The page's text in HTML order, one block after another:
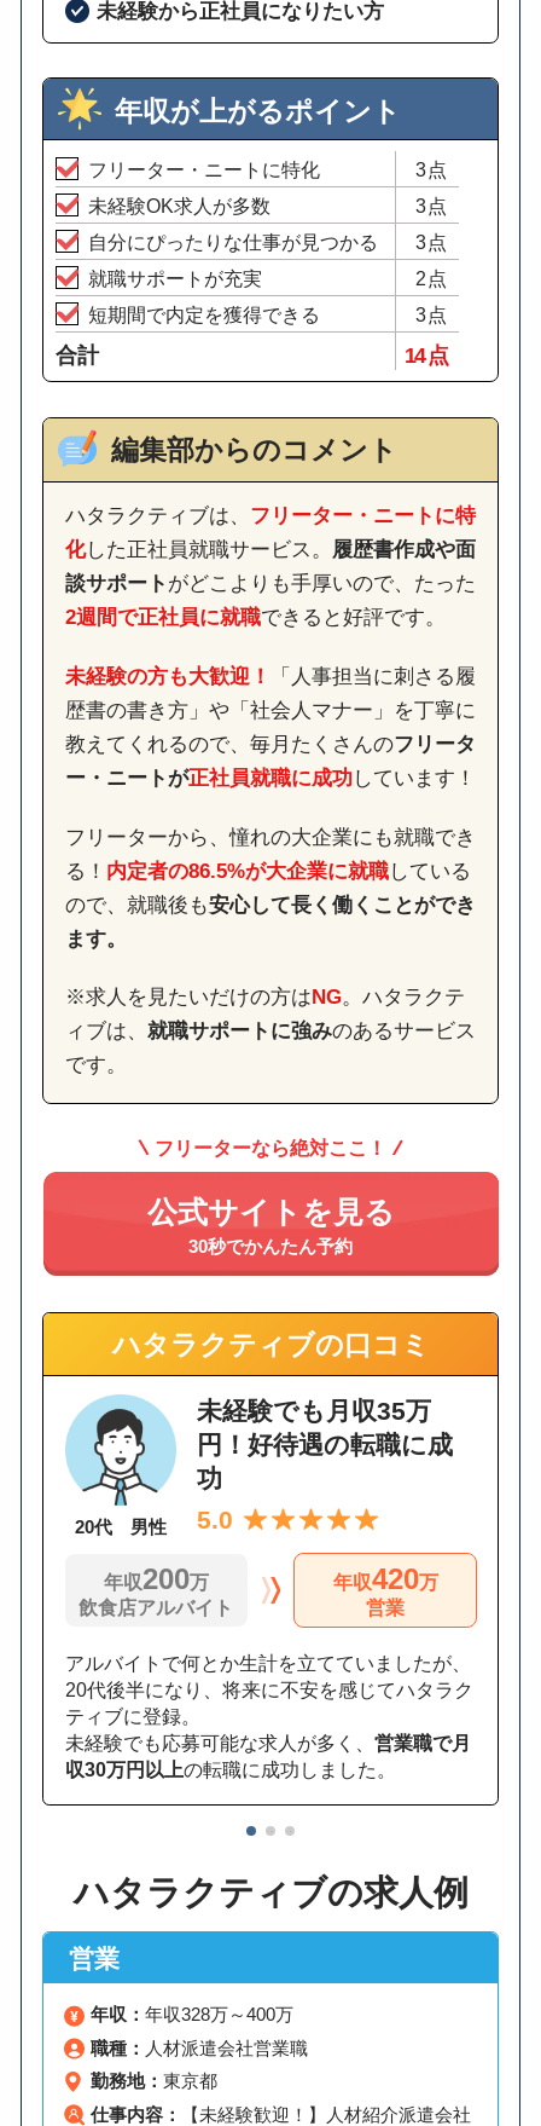
未経験から正社員になりたい方
年収が上がるポイント
フリーター・ニートに特化
3点
未経験OK求人が多数
3点
自分にぴったりな仕事が見つかる
3点
就職サポートが充実
2点
短期間で内定を獲得できる
3点
合計 14 点
編集部からのコメント
ハタラクティブは、 フリーター・ニートに特
化した正社員就職サービス。 履歴書作成や面
談サポート がどこよりも手厚いので、たった
2週間で正社員に就職できると好評です。
未経験の方も大歓迎！
「人事担当に刺さる履
歴書の書き方」や「社会人マナー」を丁寧に
教えてくれるので、毎月たくさんのフリータ
ー・ニートが正社員就職に成功しています！
フリーターから、憧れの大企業にも就職でき
る！ 内定者の86.5%が大企業に就職している
ので、就職後も安心して長く働くことができ
ます。
※求人を見たいだけの方はNG。ハタラクテ
ィブは、 就職サポートに強みのあるサービス
です。
フリーターなら絶対ここ！
公式サイトを見る
30秒でかんたん予約
ハタラクティブの口コミ
20代 男性
未経験でも月収35万
円！好待遇の転職に成
功
5.0
年収200万
飲食店アルバイト
年収420万
営業
アルバイトで何とか生計を立てていましたが、
20代後半になり、将来に不安を感じてハタラク
ティブに登録。
未経験でも応募可能な求人が多く、 営業職で月
収30万円以上の転職に成功しました。
ハタラクティブの求人例
営業
年収： 年収328万～400万
職種： 人材派遣会社営業職
勤務地： 東京都
仕事内容：
【未経験歓迎！】人材紹介派遣会社